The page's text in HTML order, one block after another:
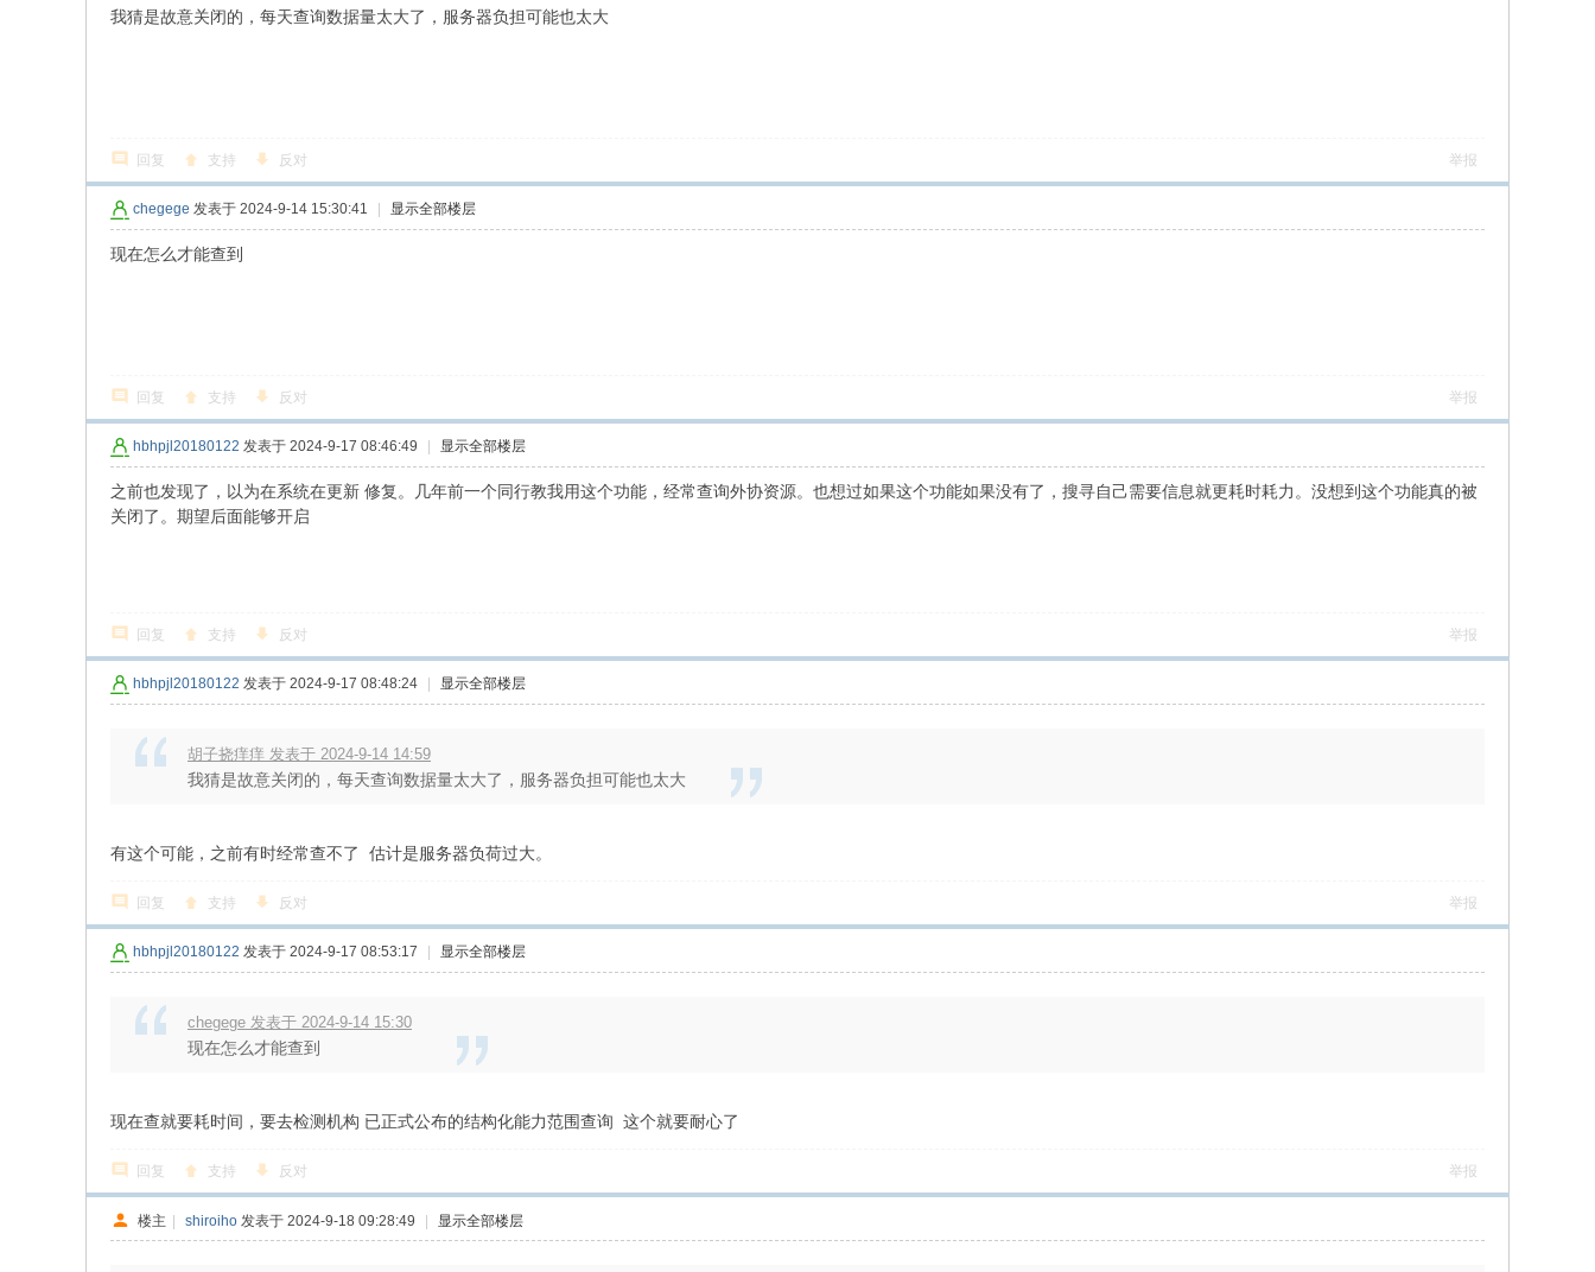
我猜是故意关闭的，每天查询数据量太大了，服务器负担可能也太大
回复 支持 反对 举报
chegege 发表于 2024-9-14 15:30:41 显示全部楼层
现在怎么才能查到
回复 支持 反对 举报
hbhpjl20180122 发表于 2024-9-17 08:46:49 显示全部楼层
之前也发现了，以为在系统在更新 修复。几年前一个同行教我用这个功能，经常查询外协资源。也想过如果这个功能如果没有了，搜寻自己需要信息就更耗时耗力。没想到这个功能真的被
关闭了。期望后面能够开启
回复 支持 反对 举报
hbhpjl20180122 发表于 2024-9-17 08:48:24 显示全部楼层
胡子挠痒痒 发表于 2024-9-14 14:59
我猜是故意关闭的，每天查询数据量太大了，服务器负担可能也太大
有这个可能，之前有时经常查不了 估计是服务器负荷过大。
回复 支持 反对 举报
hbhpjl20180122 发表于 2024-9-17 08:53:17 显示全部楼层
chegege 发表于 2024-9-14 15:30
现在怎么才能查到
现在查就要耗时间，要去检测机构 已正式公布的结构化能力范围查询 这个就要耐心了
回复 支持 反对 举报
楼主 | shiroiho 发表于 2024-9-18 09:28:49 | 显示全部楼层